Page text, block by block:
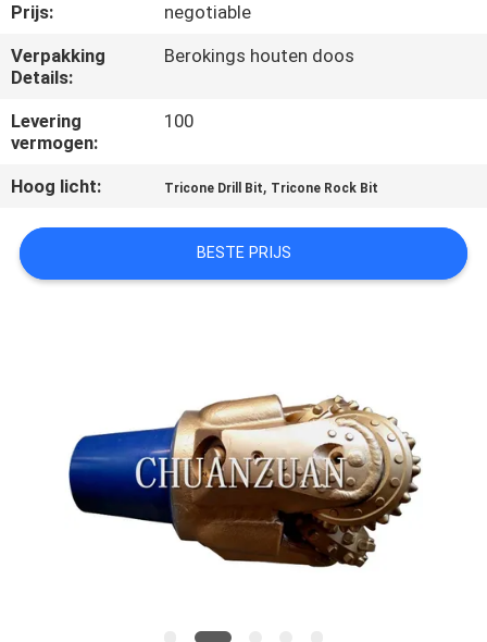
VERZOEK
OM
CITAAT
NIEUWS
Prijs:
negotiable
Verpakking
Details:
Berokings houten doos
Levering
vermogen:
100
Hoog licht: Tricone Drill Bit, Tricone Rock Bit
BESTE PRIJS